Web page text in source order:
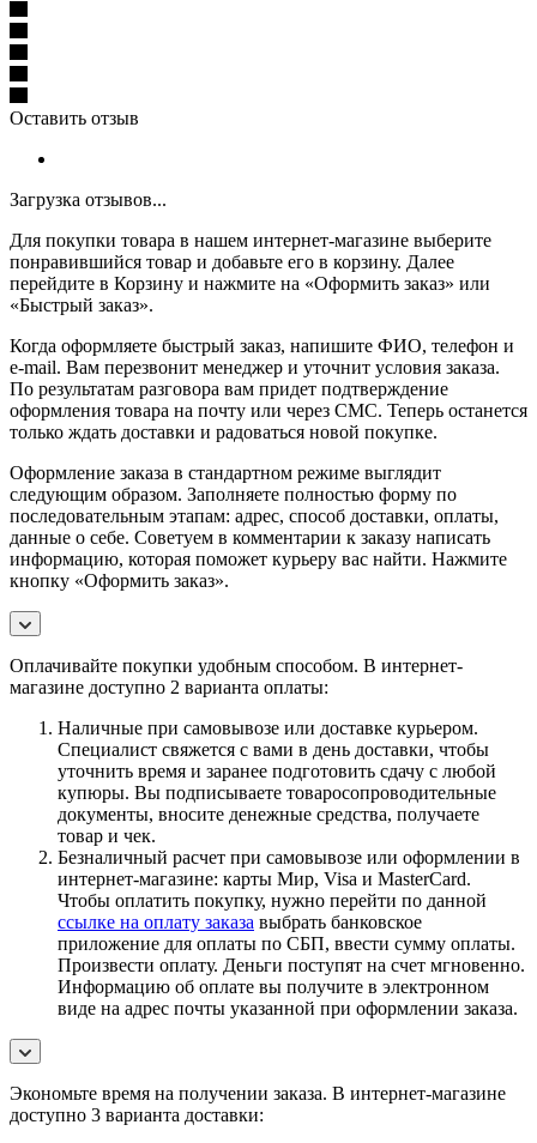
Оставить отзыв
Загрузка отзывов...
Для покупки товара в нашем интернет-магазине выберите
понравившийся товар и добавьте его в корзину. Далее
перейдите в Корзину и нажмите на «Оформить заказ» или
«Быстрый заказ».
Когда оформляете быстрый заказ, напишите ФИО, телефон и
e-mail. Вам перезвонит менеджер и уточнит условия заказа.
По результатам разговора вам придет подтверждение
оформления товара на почту или через СМС. Теперь останется
только ждать доставки и радоваться новой покупке.
Оформление заказа в стандартном режиме выглядит
следующим образом. Заполняете полностью форму по
последовательным этапам: адрес, способ доставки, оплаты,
данные о себе. Советуем в комментарии к заказу написать
информацию, которая поможет курьеру вас найти. Нажмите
кнопку «Оформить заказ».
Оплачивайте покупки удобным способом. В интернет-
магазине доступно 2 варианта оплаты:
Наличные при самовывозе или доставке курьером.
Специалист свяжется с вами в день доставки, чтобы
уточнить время и заранее подготовить сдачу с любой
купюры. Вы подписываете товаросопроводительные
документы, вносите денежные средства, получаете
товар и чек.
Безналичный расчет при самовывозе или оформлении в
интернет-магазине: карты Мир, Visa и MasterCard.
Чтобы оплатить покупку, нужно перейти по данной
ссылке на оплату заказа выбрать банковское
приложение для оплаты по СБП, ввести сумму оплаты.
Произвести оплату. Деньги поступят на счет мгновенно.
Информацию об оплате вы получите в электронном
виде на адрес почты указанной при оформлении заказа.
Экономьте время на получении заказа. В интернет-магазине
доступно 3 варианта доставки: